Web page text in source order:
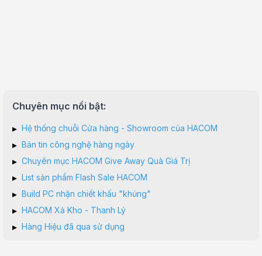
Chuyên mục nổi bật:
▸ Hệ thống chuỗi Cửa hàng - Showroom của HACOM
▸ Bản tin công nghệ hàng ngày
▸ Chuyên mục HACOM Give Away Quà Giá Trị
▸ List sản phẩm Flash Sale HACOM
▸ Build PC nhận chiết khấu "khủng"
▸ HACOM Xả Kho - Thanh Lý
▸ Hàng Hiệu đã qua sử dụng